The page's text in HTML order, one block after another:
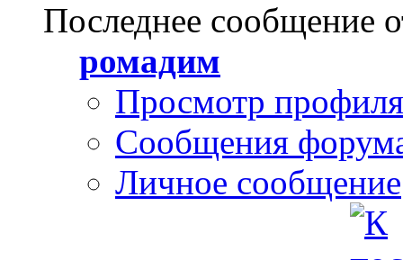
Последнее сообщение
ромадим
Просмотр профиля
Сообщения
Личное сообщение